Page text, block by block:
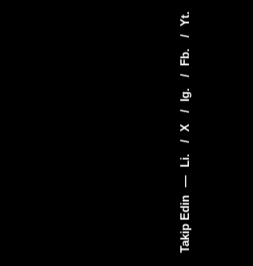
Takip Edin
Li.
X
Ig.
Fb.
Yt.